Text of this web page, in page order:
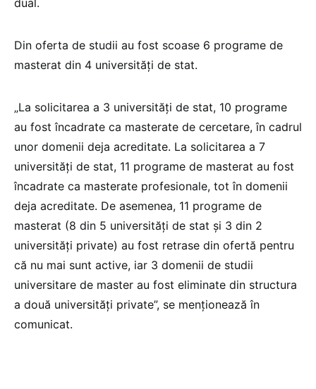
Din oferta de studii au fost scoase 6 programe de
masterat din 4 universităţi de stat.
„La solicitarea a 3 universităţi de stat, 10 programe
au fost încadrate ca masterate de cercetare, în cadrul
unor domenii deja acreditate. La solicitarea a 7
universităţi de stat, 11 programe de masterat au fost
încadrate ca masterate profesionale, tot în domenii
deja acreditate. De asemenea, 11 programe de
masterat (8 din 5 universităţi de stat şi 3 din 2
universităţi private) au fost retrase din ofertă pentru
că nu mai sunt active, iar 3 domenii de studii
universitare de master au fost eliminate din structura
a două universităţi private”, se menţionează în
comunicat.